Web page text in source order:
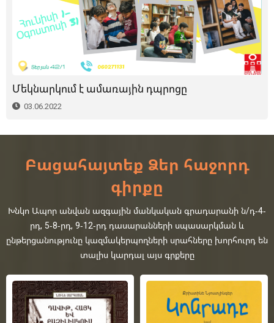
Մեկնարկում է ամառային դպրոցը
03.06.2022
Բացահայտեք Ձեր հաջորդ
գիրքը
Խնկո Ապոր անվան ազգային մանկական գրադարանի ն/դ-4-
րդ, 5-8-րդ, 9-12-րդ դասարանների սպասարկման և
ընթերցանությունը կազմակերպողների սրահները խորհուրդ են
տալիս կարդալ այս գրքերը